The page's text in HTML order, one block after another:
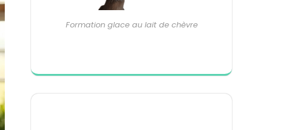
Formation glace au lait de chèvre